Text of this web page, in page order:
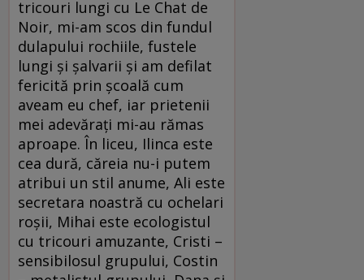
tricouri lungi cu Le Chat de
Noir, mi-am scos din fundul
dulapului rochiile, fustele
lungi şi şalvarii şi am defilat
fericită prin şcoală cum
aveam eu chef, iar prietenii
mei adevăraţi mi-au rămas
aproape. În liceu, Ilinca este
cea dură, căreia nu-i putem
atribui un stil anume, Ali este
secretara noastră cu ochelari
roşii, Mihai este ecologistul
cu tricouri amuzante, Cristi –
sensibilosul grupului, Costin